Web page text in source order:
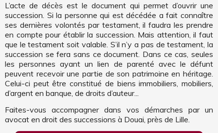
L’acte de décès est le document qui permet d’ouvrir une
succession. Si la personne qui est décédée a fait connaître
ses dernières volontés par testament, il faudra les prendre
en compte pour établir la succession. Mais attention, il faut
que le testament soit valable. S’il n’y a pas de testament, la
succession se fera sans ce document. Dans ce cas, seules
les personnes ayant un lien de parenté avec le défunt
peuvent recevoir une partie de son patrimoine en héritage.
Celui-ci peut être constitué de biens immobiliers, mobiliers,
d’argent en banque, de droits d’auteur...
Faites-vous accompagner dans vos démarches par un
avocat en droit des successions à Douai, près de Lille.